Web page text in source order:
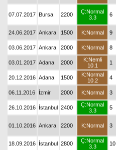
07.07.2017 Bursa 2200
Ç:Normal
3.3
6
24.06.2017 Ankara 1500 K:Normal 9
03.06.2017 Ankara 2000 K:Normal 8
03.01.2017 Adana 2000
K:Nemli
10.1
1
20.12.2016 Adana 1500
K:Normal
10.2
4
06.11.2016 İzmir 2000 K:Normal 3
26.10.2016 İstanbul 2400
Ç:Normal
3.3
5
01.10.2016 Ankara 2200 K:Normal 3
18.09.2016 İstanbul 2800
Ç:Normal
3.3
10